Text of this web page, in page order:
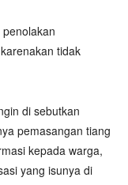
tidak
di sebutkan
pemasangan tiang
kepada warga,
yang isunya di